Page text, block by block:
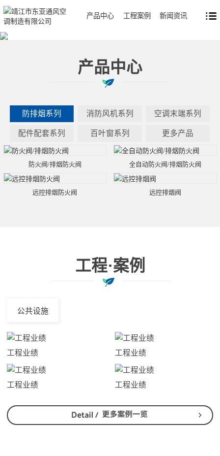
产品中心 工程案例 新闻资讯
产品中心
防排烟系列 消防风机系列 空调末端系列
配件配套系列 百叶窗系列 更多产品
防火阀/排烟防火阀 全自动防火阀/排烟防火阀
远控排烟防火阀 远控排烟阀
工程·案例
公共设施
工程业绩 工程业绩
工程业绩 工程业绩